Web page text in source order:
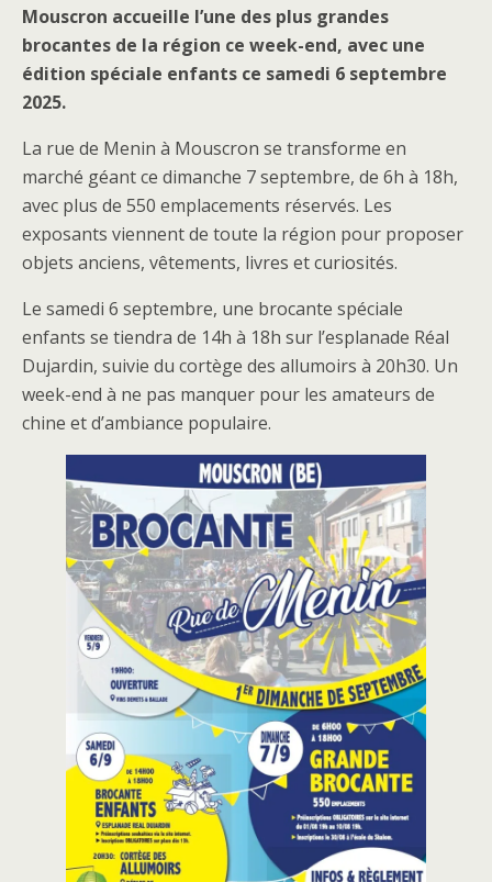
Mouscron accueille l’une des plus grandes
brocantes de la région ce week-end, avec une
édition spéciale enfants ce samedi 6 septembre
2025.
La rue de Menin à Mouscron se transforme en
marché géant ce dimanche 7 septembre, de 6h à 18h,
avec plus de 550 emplacements réservés. Les
exposants viennent de toute la région pour proposer
objets anciens, vêtements, livres et curiosités.
Le samedi 6 septembre, une brocante spéciale
enfants se tiendra de 14h à 18h sur l’esplanade Réal
Dujardin, suivie du cortège des allumoirs à 20h30. Un
week-end à ne pas manquer pour les amateurs de
chine et d’ambiance populaire.